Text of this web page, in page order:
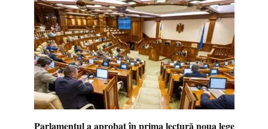
Parlamentul a aprobat în prima lectură noua lege